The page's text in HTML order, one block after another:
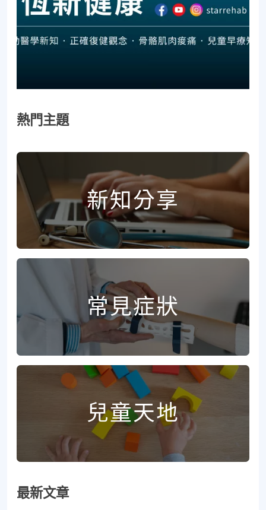
熱門主題
新知分享
常見症狀
兒童天地
最新文章